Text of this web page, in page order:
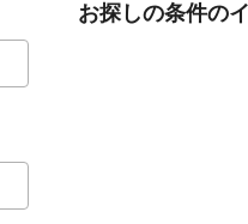
お探しの条件の